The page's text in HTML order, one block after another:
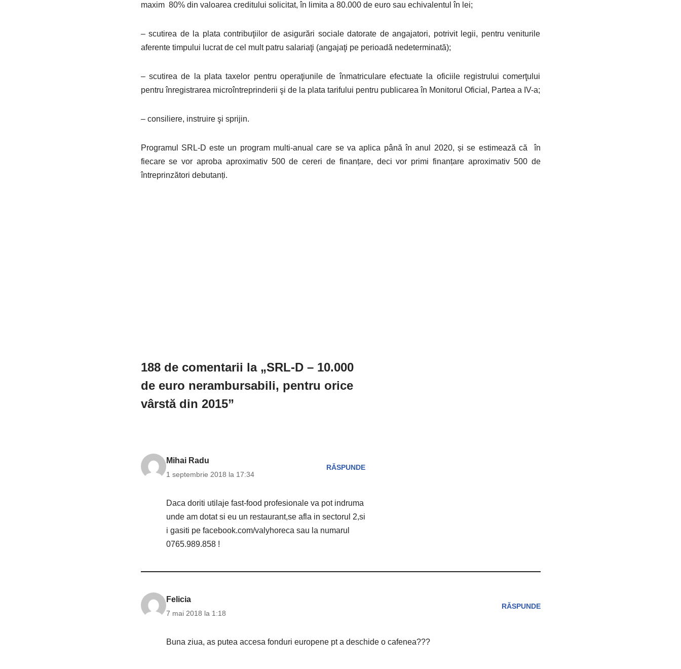
maxim 80% din valoarea creditului solicitat, în limita a 80.000 de euro sau echivalentul în lei;
– scutirea de la plata contribuţiilor de asigurări sociale datorate de angajatori, potrivit legii, pentru veniturile
aferente timpului lucrat de cel mult patru salariaţi (angajaţi pe perioadă nedeterminată);
– scutirea de la plata taxelor pentru operaţiunile de înmatriculare efectuate la oficiile registrului comerţului
pentru înregistrarea microîntreprinderii şi de la plata tarifului pentru publicarea în Monitorul Oficial, Partea a IV-a;
– consiliere, instruire şi sprijin.
Programul SRL-D este un program multi-anual care se va aplica până în anul 2020, și se estimează că în
fiecare se vor aproba aproximativ 500 de cereri de finanțare, deci vor primi finanțare aproximativ 500 de
întreprinzători debutanți.
188 de comentarii la „SRL-D – 10.000
de euro nerambursabili, pentru orice
vârstă din 2015”
Mihai Radu
1 septembrie 2018 la 17:34
RĂSPUNDE
Daca doriti utilaje fast-food profesionale va pot indruma
unde am dotat si eu un restaurant,se afla in sectorul 2,si
i gasiti pe facebook.com/valyhoreca sau la numarul
0765.989.858 !
Felicia
7 mai 2018 la 1:18
RĂSPUNDE
Buna ziua, as putea accesa fonduri europene pt a deschide o cafenea???